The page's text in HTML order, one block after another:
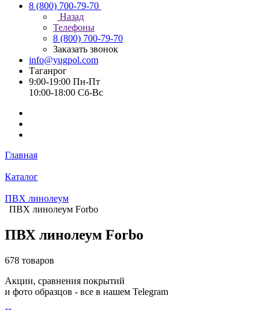
8 (800) 700-79-70
Назад
Телефоны
8 (800) 700-79-70
Заказать звонок
info@yugpol.com
Таганрог
9:00-19:00 Пн-Пт
10:00-18:00 Cб-Вс
Главная
Каталог
ПВХ линолеум
ПВХ линолеум Forbo
ПВХ линолеум Forbo
678 товаров
Акции, сравнения покрытий
и фото образцов - все в нашем Telegram